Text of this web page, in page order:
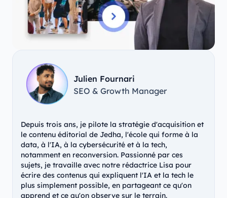
Julien Fournari
SEO & Growth Manager
Depuis trois ans, je pilote la stratégie d'acquisition et
le contenu éditorial de Jedha, l'école qui forme à la
data, à l'IA, à la cybersécurité et à la tech,
notamment en reconversion. Passionné par ces
sujets, je travaille avec notre rédactrice Lisa pour
écrire des contenus qui expliquent l'IA et la tech le
plus simplement possible, en partageant ce qu'on
apprend et ce qu'on observe sur le terrain.